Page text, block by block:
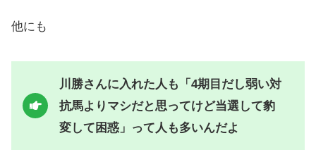
他にも
川勝さんに入れた人も「4期目だし弱い対
抗馬よりマシだと思ってけど当選して豹
変して困惑」って人も多いんだよ